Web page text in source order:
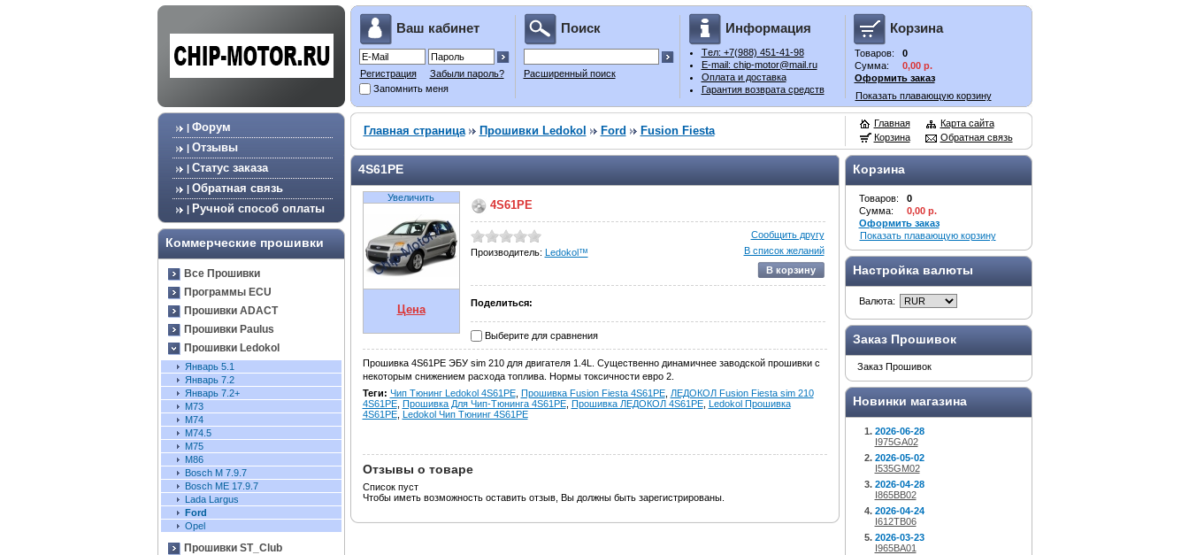
Ваш кабинет
Регистрация
Забыли пароль?
Запомнить меня
Поиск
Расширенный поиск
Информация
Tел: +7(988) 451-41-98
E-mail: chip-motor@mail.ru
Оплата и доставка
Гарантия возврата средств
Корзина
Товаров:
0
Сумма:
0,00 р.
Оформить заказ
Показать плавающую корзину
| Форум
| Отзывы
| Статус заказа
| Обратная связь
| Ручной способ оплаты
Коммерческие прошивки
Все Прошивки
Программы ECU
Прошивки ADACT
Прошивки Paulus
Прошивки Ledokol
Январь 5.1
Январь 7.2
Январь 7.2+
M73
М74
М74.5
M75
М86
Bosch М 7.9.7
Bosch ME 17.9.7
Lada Largus
Ford
Opel
Прошивки ST_Club
Главная страница Прошивки Ledokol Ford Fusion Fiesta
Главная
Корзина
Карта сайта
Обратная связь
Корзина
Товаров:
0
Сумма:
0,00 р.
Оформить заказ
Показать плавающую корзину
Настройка валюты
Валюта:
Заказ Прошивок
Заказ Прошивок
Новинки магазина
2026-06-28
I975GA02
2026-05-02
I535GM02
2026-04-28
I865BB02
2026-04-24
I612TB06
2026-03-23
I965BA01
4S61PE
Увеличить
Цена
4S61PE
Производитель: Ledokol™
Сообщить другу
В список желаний
В корзину
Поделиться:
Выберите для сравнения
Прошивка 4S61PE ЭБУ sim 210 для двигателя 1.4L. Существенно динамичнее заводской прошивки с
некоторым снижением расхода топлива. Нормы токсичности евро 2.
Теги: Чип Тюнинг Ledokol 4S61PE, Прошивка Fusion Fiesta 4S61PE, ЛЕДОКОЛ Fusion Fiesta sim 210
4S61PE, Прошивка Для Чип-Тюнинга 4S61PE, Прошивка ЛЕДОКОЛ 4S61PE, Ledokol Прошивка
4S61PE, Ledokol Чип Тюнинг 4S61PE
Отзывы о товаре
Список пуст
Чтобы иметь возможность оставить отзыв, Вы должны быть зарегистрированы.